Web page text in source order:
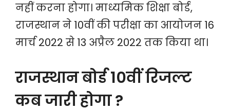
नहीं करना होगा। माध्यमिक शिक्षा बोर्ड,
राजस्थान ने 10वीं की परीक्षा का आयोजन 16
मार्च 2022 से 13 अप्रैल 2022 तक किया था।
राजस्थान बोर्ड 10वीं रिजल्ट
कब जारी होगा ?